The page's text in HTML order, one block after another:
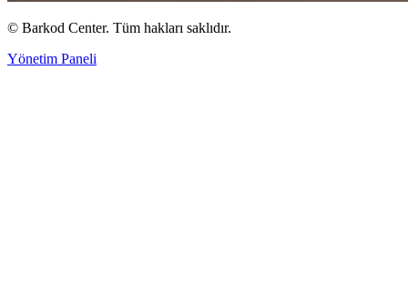
© Barkod Center. Tüm hakları saklıdır.
Yönetim Paneli